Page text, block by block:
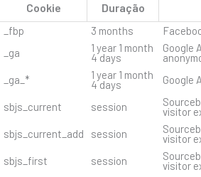
Cookie
Duração
_fbp 3 months
_ga
1 year 1 month
4 days
Google
_ga_*
1 year 1 month
4 days Google
sbjs_current session
visitor
sbjs_current_add
session
visitor
sbjs_first
session
visitor